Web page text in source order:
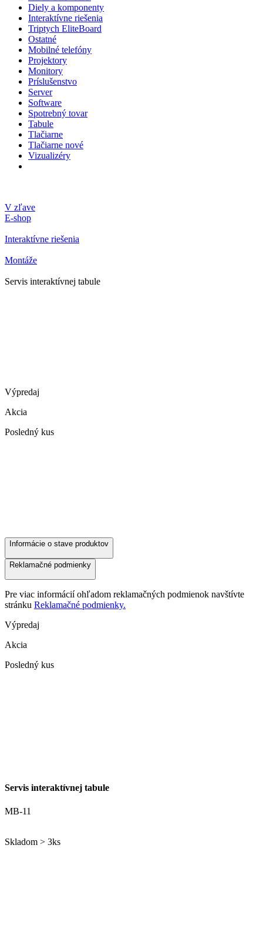
Diely a komponenty
Interaktívne riešenia
Triptych EliteBoard
Ostatné
Mobilné telefóny
Projektory
Monitory
Príslušenstvo
Server
Software
Spotrebný tovar
Tabule
Tlačiarne
Tlačiarne nové
Vizualizéry
V zľave
E-shop
Interaktívne riešenia
Montáže
Servis interaktívnej tabule
Výpredaj
Akcia
Posledný kus
Informácie o stave produktov
Reklamačné podmienky
Pre viac informácií ohľadom reklamačných podmienok navštívte
stránku Reklamačné podmienky.
Výpredaj
Akcia
Posledný kus
Servis interaktívnej tabule
MB-11
Skladom > 3ks